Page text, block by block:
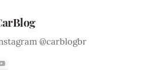
@carblogbr